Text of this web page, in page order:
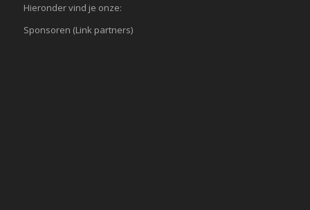
Hieronder vind je onze:
Sponsoren (Link partners)